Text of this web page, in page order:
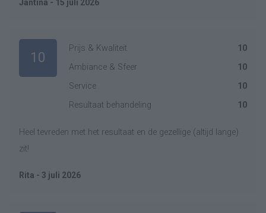
Jantina - 15 juli 2026
10
Prijs & Kwaliteit
10
Ambiance & Sfeer
10
Service
10
Resultaat behandeling
10
Heel tevreden met het resultaat en de gezellige (altijd lange)
zit!
Rita - 3 juli 2026